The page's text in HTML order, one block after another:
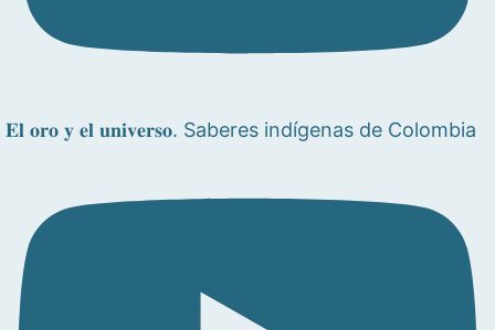
𝐄𝐥 𝐨𝐫𝐨 𝐲 𝐞𝐥 𝐮𝐧𝐢𝐯𝐞𝐫𝐬𝐨. Saberes indígenas de Colombia